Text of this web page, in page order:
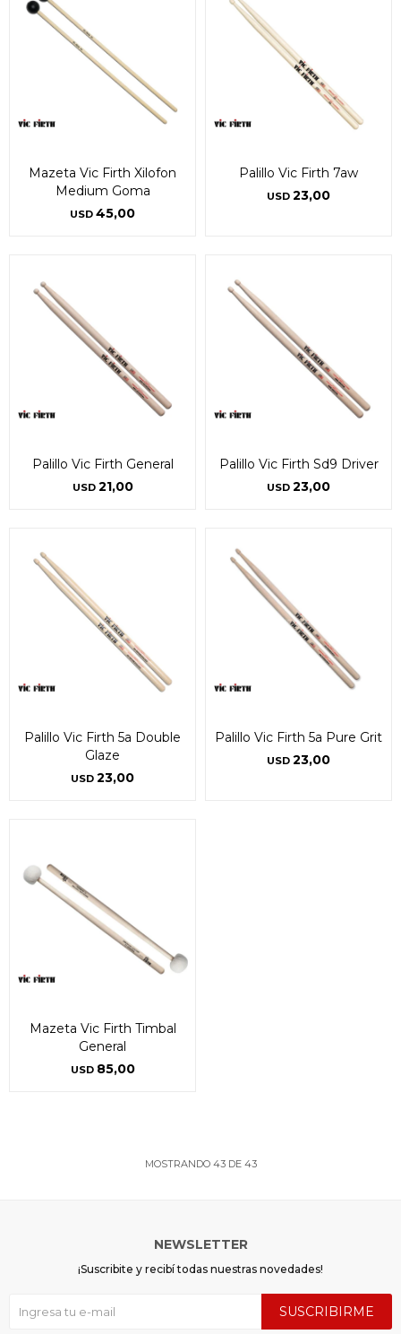
Mazeta Vic Firth Xilofon
Medium Goma
USD 45,00
Palillo Vic Firth 7aw
USD 23,00
Palillo Vic Firth General
USD 21,00
Palillo Vic Firth Sd9 Driver
USD 23,00
Palillo Vic Firth 5a Double
Glaze
USD 23,00
Palillo Vic Firth 5a Pure Grit
USD 23,00
Mazeta Vic Firth Timbal
General
USD 85,00
MOSTRANDO 43DE 43
NEWSLETTER
¡Suscribite y recibí todas nuestras novedades!
SUSCRIBIRME